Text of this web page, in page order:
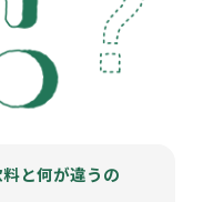
と何が違うの